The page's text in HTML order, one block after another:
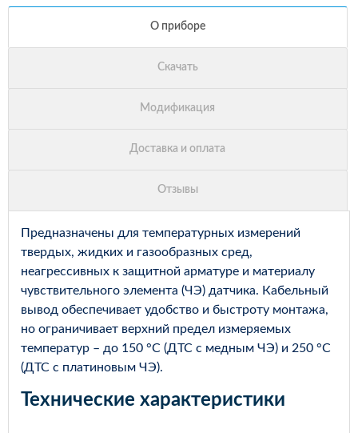
Предназначены для температурных измерений
твердых, жидких и газообразных сред,
неагрессивных к защитной арматуре и материалу
чувствительного элемента (ЧЭ) датчика. Кабельный
вывод обеспечивает удобство и быстроту монтажа,
но ограничивает верхний предел измеряемых
температур – до 150 °С (ДТС с медным ЧЭ) и 250 °С
(ДТС с платиновым ЧЭ).
Технические характеристики